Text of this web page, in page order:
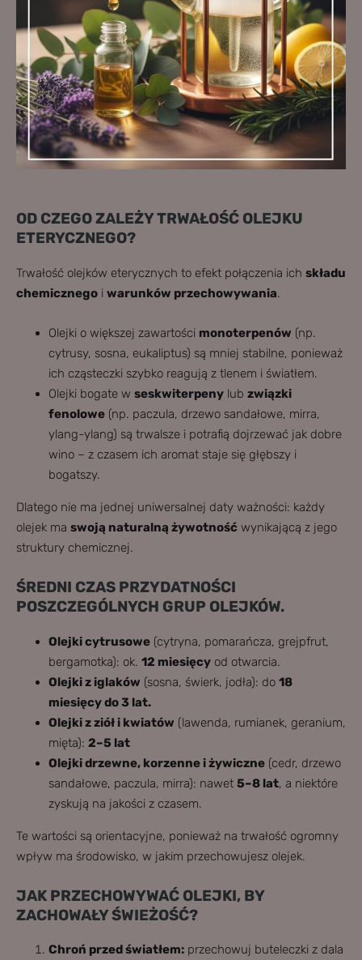
OD CZEGO ZALEŻY TRWAŁOŚĆ OLEJKU
ETERYCZNEGO?
Trwałość olejków eterycznych to efekt połączenia ich składu
chemicznego i warunków przechowywania.
Olejki o większej zawartości monoterpenów (np.
cytrusy, sosna, eukaliptus) są mniej stabilne, ponieważ
ich cząsteczki szybko reagują z tlenem i światłem.
Olejki bogate w seskwiterpeny lub związki
fenolowe (np. paczula, drzewo sandałowe, mirra,
ylang-ylang) są trwalsze i potrafią dojrzewać jak dobre
wino – z czasem ich aromat staje się głębszy i
bogatszy.
Dlatego nie ma jednej uniwersalnej daty ważności: każdy
olejek ma swoją naturalną żywotność wynikającą z jego
struktury chemicznej.
ŚREDNI CZAS PRZYDATNOŚCI
POSZCZEGÓLNYCH GRUP OLEJKÓW.
Olejki cytrusowe (cytryna, pomarańcza, grejpfrut,
bergamotka): ok. 12 miesięcy od otwarcia.
Olejki z iglaków (sosna, świerk, jodła): do 18
miesięcy do 3 lat.
Olejki z ziół i kwiatów (lawenda, rumianek, geranium,
mięta): 2–5 lat
Olejki drzewne, korzenne i żywiczne (cedr, drzewo
sandałowe, paczula, mirra): nawet 5–8 lat, a niektóre
zyskują na jakości z czasem.
Te wartości są orientacyjne, ponieważ na trwałość ogromny
wpływ ma środowisko, w jakim przechowujesz olejek.
JAK PRZECHOWYWAĆ OLEJKI, BY
ZACHOWAŁY ŚWIEŻOŚĆ?
Chroń przed światłem: przechowuj buteleczki z dala